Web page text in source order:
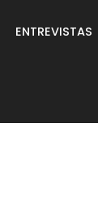
ENTREVISTAS